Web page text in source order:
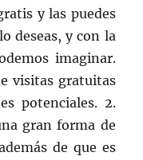
y las puedes
deseas, y con la
imaginar.
visitas gratuitas
potenciales. 2.
gran forma de
de que es